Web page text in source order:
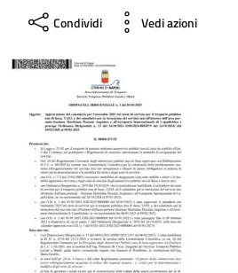
Condividi Vedi azioni